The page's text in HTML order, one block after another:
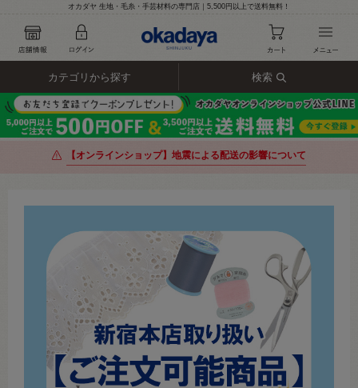
オカダヤ 生地・毛糸・手芸材料の専門店｜5,500円以上で送料無料！
カテゴリから探す 検索
【オンラインショップ】地震による配送の影響について